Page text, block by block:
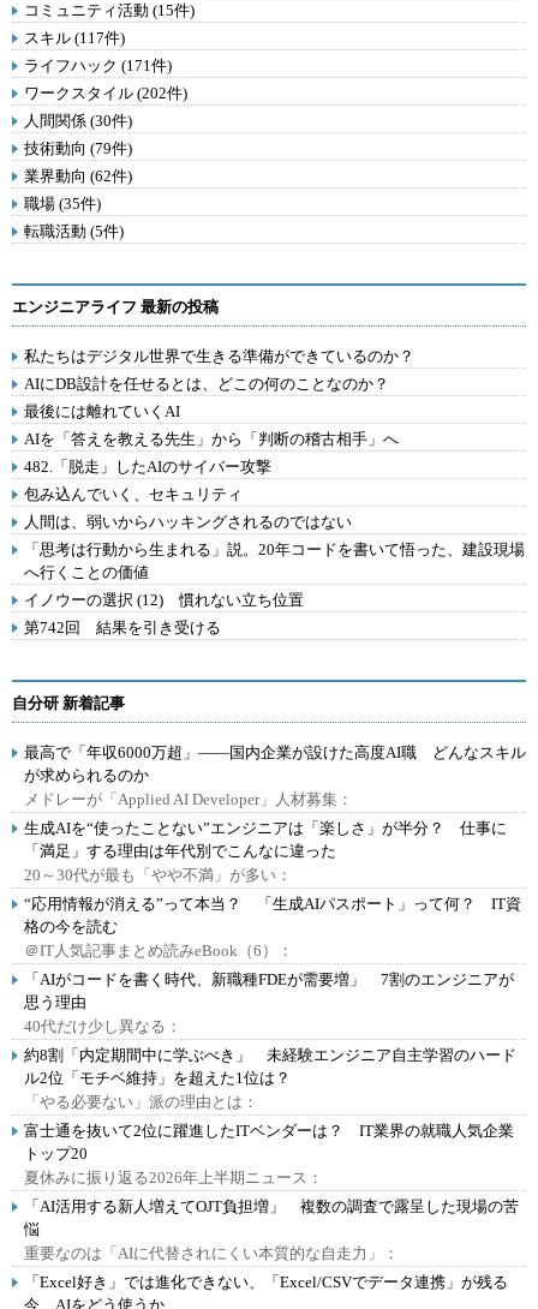
コミュニティ活動 (15件)
スキル (117件)
ライフハック (171件)
ワークスタイル (202件)
人間関係 (30件)
技術動向 (79件)
業界動向 (62件)
職場 (35件)
転職活動 (5件)
エンジニアライフ 最新の投稿
私たちはデジタル世界で生きる準備ができているのか？
AIにDB設計を任せるとは、どこの何のことなのか？
最後には離れていくAI
AIを「答えを教える先生」から「判断の稽古相手」へ
482.「脱走」したAIのサイバー攻撃
包み込んでいく、セキュリティ
人間は、弱いからハッキングされるのではない
「思考は行動から生まれる」説。20年コードを書いて悟った、建設現場
へ行くことの価値
イノウーの選択 (12) 慣れない立ち位置
第742回 結果を引き受ける
自分研 新着記事
最高で「年収6000万超」――国内企業が設けた高度AI職 どんなスキル
が求められるのか
メドレーが「Applied AI Developer」人材募集：
生成AIを“使ったことない”エンジニアは「楽しさ」が半分？ 仕事に
「満足」する理由は年代別でこんなに違った
20～30代が最も「やや不満」が多い：
“応用情報が消える”って本当？ 「生成AIパスポート」って何？ IT資
格の今を読む
＠IT人気記事まとめ読みeBook（6）：
「AIがコードを書く時代、新職種FDEが需要増」 7割のエンジニアが
思う理由
40代だけ少し異なる：
約8割「内定期間中に学ぶべき」 未経験エンジニア自主学習のハード
ル2位「モチベ維持」を超えた1位は？
「やる必要ない」派の理由とは：
富士通を抜いて2位に躍進したITベンダーは？ IT業界の就職人気企業
トップ20
夏休みに振り返る2026年上半期ニュース：
「AI活用する新人増えてOJT負担増」 複数の調査で露呈した現場の苦
悩
重要なのは「AIに代替されにくい本質的な自走力」：
「Excel好き」では進化できない、「Excel/CSVでデータ連携」が残る
今、AIをどう使うか